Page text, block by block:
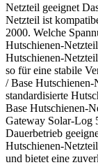
Netzteil geeignet
Netzteil ist
2000. Welche
Hutschienen-
Hutschienen-
so für eine stabile
/ Base
standardisierte
Base Hutschienen-
Gateway Solar-Log
Dauerbetrieb
Hutschienen-
und bietet eine